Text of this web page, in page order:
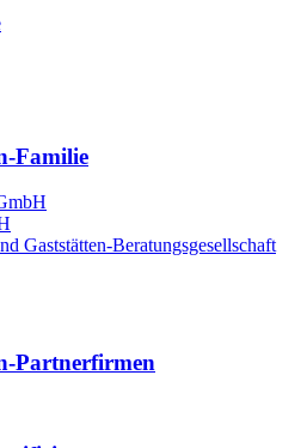
Familie
Gaststätten-Beratungsgesellschaft
Partnerfirmen